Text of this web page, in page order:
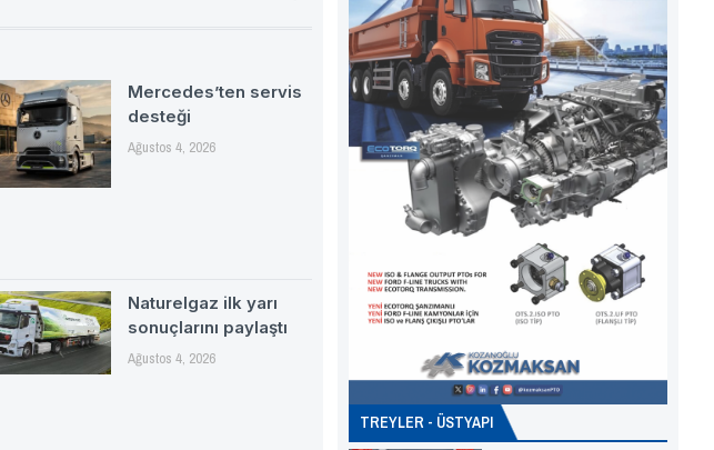
Mercedes’ten servis
desteği
Ağustos 4, 2026
Naturelgaz ilk yarı
sonuçlarını paylaştı
Ağustos 4, 2026
TREYLER - ÜSTYAPI